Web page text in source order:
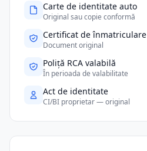
Carte de identitate auto
Original sau copie conformă
Certificat de înmatriculare
Document original
Poliță RCA valabilă
În perioada de valabilitate
Act de identitate
CI/BI proprietar — original